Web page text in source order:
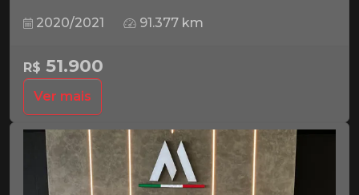
2020/2021 91.377 km
R$ 51.900
Ver mais